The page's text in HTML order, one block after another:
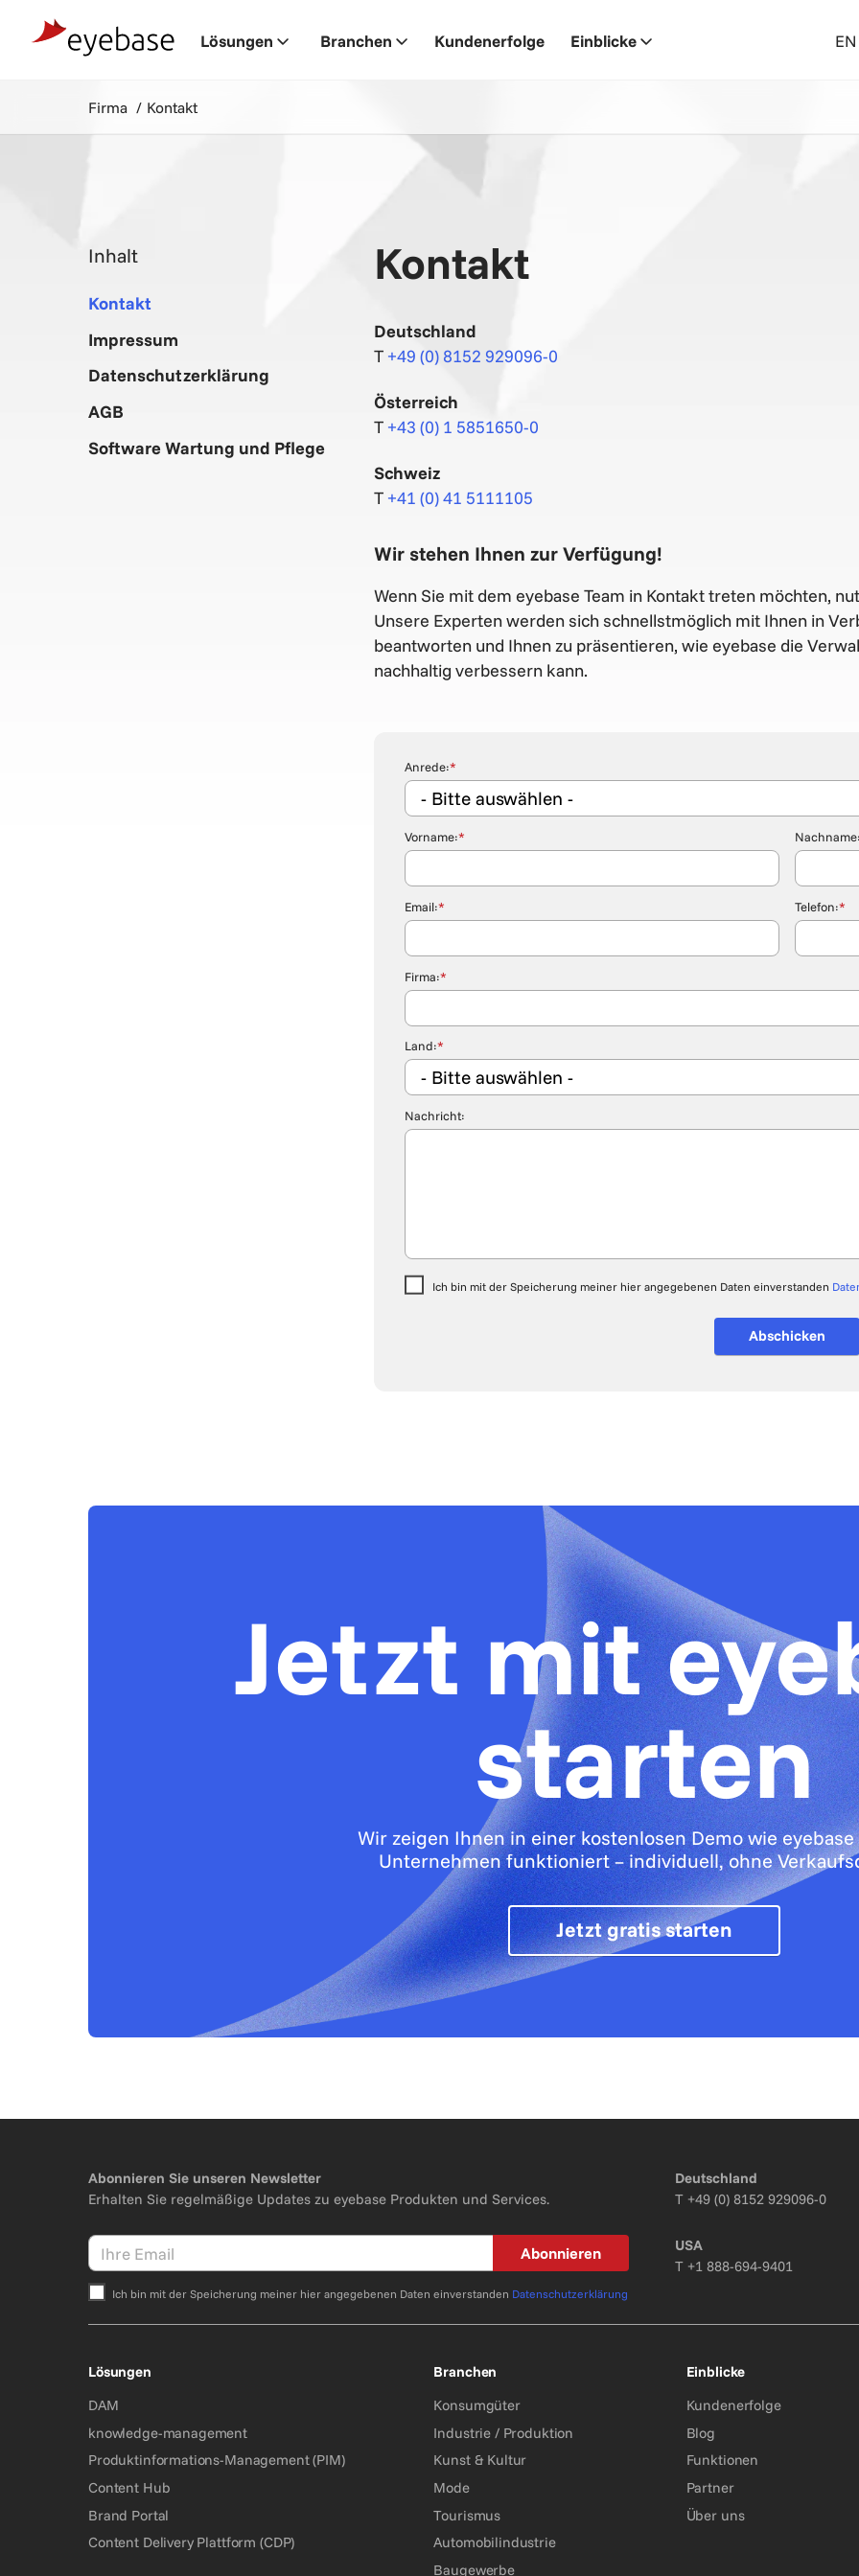
Lösungen Branchen Kundenerfolge Einblicke EN
Firma Kontakt
Kontakt
Deutschland
T +49 (0) 8152 929096-0
Österreich
T +43 (0) 1 5851650-0
Schweiz
T +41 (0) 41 5111105
Wir stehen Ihnen zur Verfügung!
Wenn Sie mit dem eyebase Team in Kontakt treten möchten,
Unsere Experten werden sich schnellstmöglich mit Ihnen in
beantworten und Ihnen zu präsentieren, wie eyebase die
nachhaltig verbessern kann.
Anrede:*
Vorname:* Nachname:
Email:* Telefon:*
Firma:*
Land:*
Nachricht:
Ich bin mit der Speicherung meiner hier angegebenen Daten einverstanden
Abschicken
Inhalt
Kontakt
Impressum
Datenschutzerklärung
AGB
Software Wartung und Pflege
Jetzt mit
starten
Wir zeigen Ihnen in einer kostenlosen Demo wie
Unternehmen funktioniert – individuell, ohne
Jetzt gratis starten
Abonnieren Sie unseren Newsletter
Erhalten Sie regelmäßige Updates zu eyebase Produkten und Services.
Abonnieren
Ich bin mit der Speicherung meiner hier angegebenen Daten einverstanden Datenschutzerklärung
Bitte nicht ausfüllen.
Deutschland
T +49 (0) 8152 929096-0
USA
T +1 888-694-9401
Lösungen
DAM
knowledge-management
Produktinformations-Management (PIM)
Content Hub
Brand Portal
Content Delivery Plattform (CDP)
Branchen
Konsumgüter
Industrie / Produktion
Kunst & Kultur
Mode
Tourismus
Automobilindustrie
Baugewerbe
Einblicke
Kundenerfolge
Blog
Funktionen
Partner
Über uns